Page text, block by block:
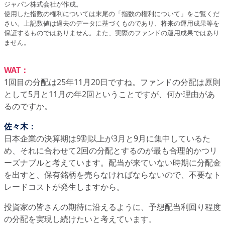
ジャパン株式会社が作成。
使用した指数の権利については末尾の「指数の権利について」をご覧くだ
さい。上記数値は過去のデータに基づくものであり、将来の運用成果等を
保証するものではありません。また、実際のファンドの運用成果ではあり
ません。
WAT：
1回目の分配は25年11月20日ですね。ファンドの分配は原則
として5月と11月の年2回ということですが、何か理由があ
るのですか。
佐々木：
日本企業の決算期は9割以上が3月と9月に集中しているた
め、それに合わせて2回の分配とするのが最も合理的かつリ
ーズナブルと考えています。配当が来ていない時期に分配金
を出すと、保有銘柄を売らなければならないので、不要なト
レードコストが発生しますから。
投資家の皆さんの期待に沿えるように、予想配当利回り程度
の分配を実現し続けたいと考えています。